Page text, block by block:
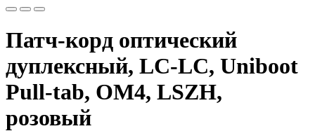
Патч-корд оптический
дуплексный, LC-LC, Uniboot
Pull-tab, OM4, LSZH,
розовый